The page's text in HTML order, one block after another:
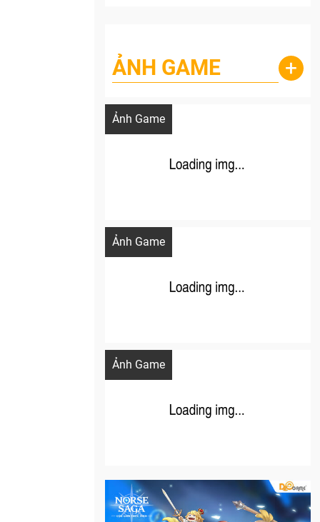
ẢNH GAME +
Ảnh Game
Lala Croft vừa nóng vừa xinh dưới nét vẽ
Ảnh Game
Ảnh Game